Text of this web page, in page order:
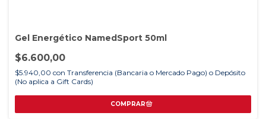
Gel Energético NamedSport 50ml
$6.600,00
$5.940,00 con Transferencia (Bancaria o Mercado Pago) o Depósito
(No aplica a Gift Cards)